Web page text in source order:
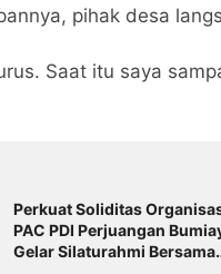
pihak desa
Saat itu saya
Perkuat Soliditas
PAC PDI Perjuangan
Gelar Silaturahmi Bersama